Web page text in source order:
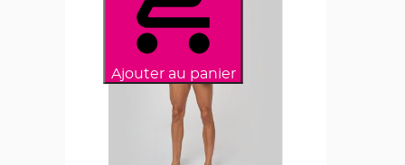
Ajouter au panier